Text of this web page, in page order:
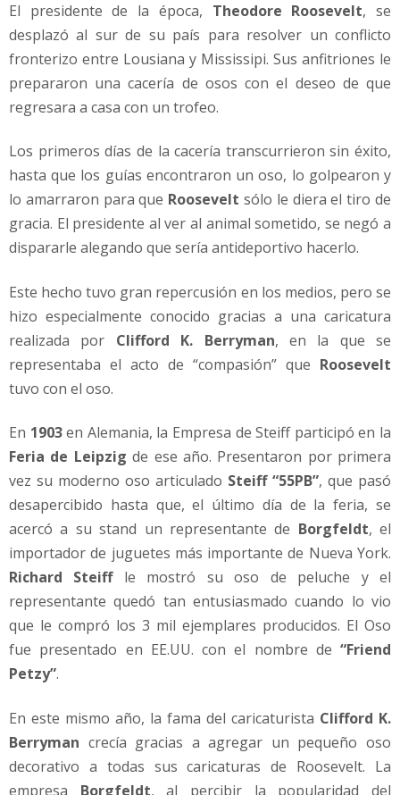
El presidente de la época, Theodore Roosevelt, se
desplazó al sur de su país para resolver un conflicto
fronterizo entre Lousiana y Mississipi. Sus anfitriones le
prepararon una cacería de osos con el deseo de que
regresara a casa con un trofeo.
Los primeros días de la cacería transcurrieron sin éxito,
hasta que los guías encontraron un oso, lo golpearon y
lo amarraron para que Roosevelt sólo le diera el tiro de
gracia. El presidente al ver al animal sometido, se negó a
dispararle alegando que sería antideportivo hacerlo.
Este hecho tuvo gran repercusión en los medios, pero se
hizo especialmente conocido gracias a una caricatura
realizada por Clifford K. Berryman, en la que se
representaba el acto de “compasión” que Roosevelt
tuvo con el oso.
En 1903en Alemania, la Empresa de Steiff participó en la
Feria de Leipzig de ese año. Presentaron por primera
vez su moderno oso articulado Steiff “55PB”, que pasó
desapercibido hasta que, el último día de la feria, se
acercó a su stand un representante de Borgfeldt, el
importador de juguetes más importante de Nueva York.
Richard Steiffle mostró su oso de peluche y el
representante quedó tan entusiasmado cuando lo vio
que le compró los 3 mil ejemplares producidos. El Oso
fue presentado en EE.UU. con el nombre de “Friend
Petzy”.
En este mismo año, la fama del caricaturista Clifford K.
Berryman crecía gracias a agregar un pequeño oso
decorativo a todas sus caricaturas de Roosevelt. La
empresa Borgfeldt, al percibir la popularidad del